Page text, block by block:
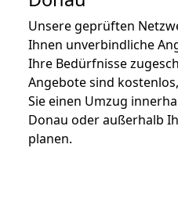
Unsere geprüften
Ihnen unverbindliche
Ihre Bedürfnisse
Angebote sind
Sie einen Umzug
Donau oder außerhalb
planen.